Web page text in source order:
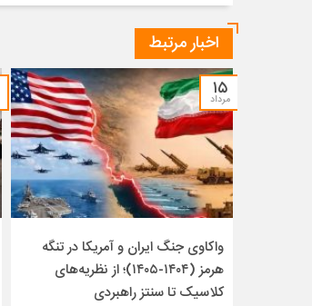
اخبار مرتبط
۱۵
مرداد
واکاوی جنگ ایران و آمریکا در تنگه
هرمز (۱۴۰۴-۱۴۰۵)؛ از نظریه‌های
کلاسیک تا سنتز راهبردی